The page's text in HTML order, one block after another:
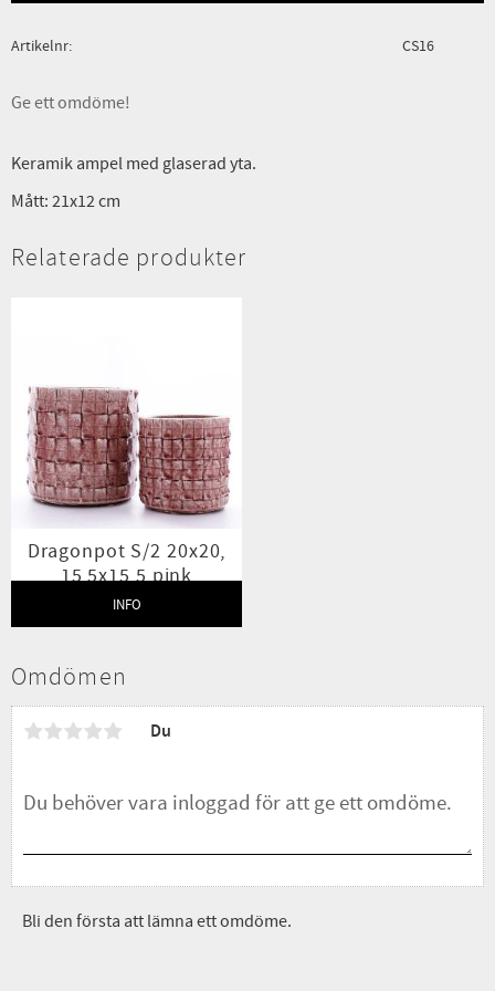
Artikelnr CS16
Ge ett omdöme!
Keramik ampel med glaserad yta.
Mått: 21x12 cm
Omdömen
Du
Bli den första att lämna ett omdöme.
Relaterade produkter
Dragonpot S/2 20x20,
15,5x15,5 pink
INFO